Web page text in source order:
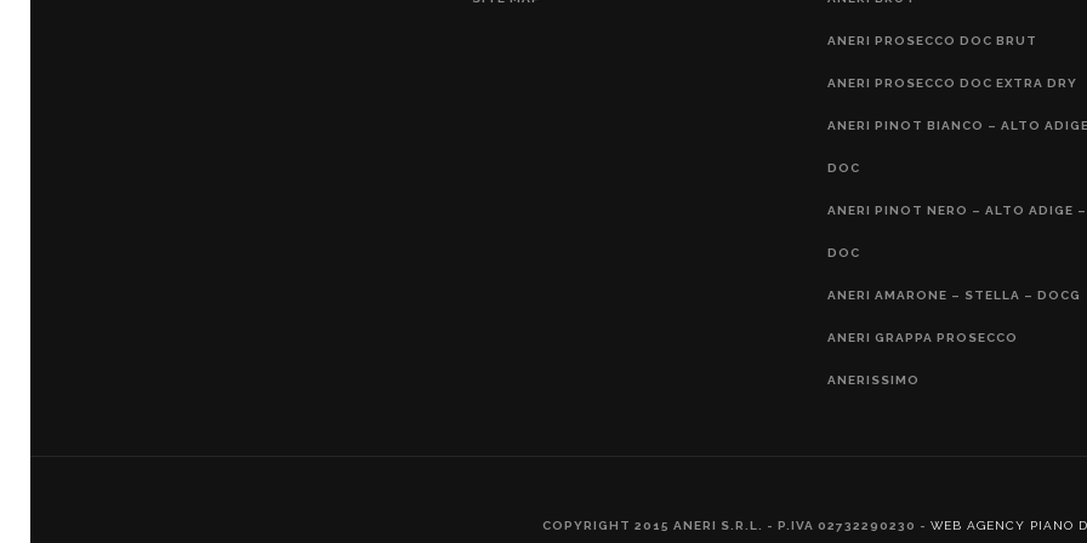
ANERI PROSECCO DOC BRUT
ANERI PROSECCO DOC EXTRA DRY
ANERI PINOT BIANCO – ALTO
DOC
ANERI PINOT NERO – ALTO ADIGE –
DOC
ANERI AMARONE – STELLA – DOCG
ANERI GRAPPA PROSECCO
ANERISSIMO
COPYRIGHT 2015 ANERI S.R.L. - P.IVA 02732290230 - WEB AGENCY PIANO D